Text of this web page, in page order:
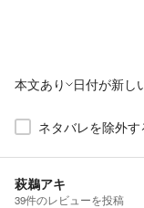
本文あり 日付が新し
ネタバレを除外す
萩鵜アキ
39件のレビューを投稿